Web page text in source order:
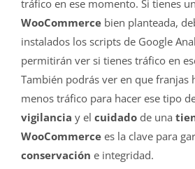
tráfico en ese momento. Si tienes
WooCommercebien planteada,
instalados los scripts de Google
permitirán ver si tienes tráfico en
También podrás ver en que franjas
menos tráfico para hacer ese tipo
vigilancia y el cuidado de una
WooCommercees la clave para
conservación e integridad.